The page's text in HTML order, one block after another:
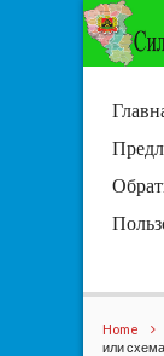
Home
или